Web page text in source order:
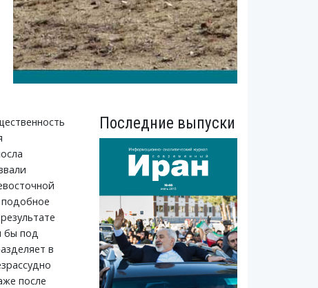
Последние выпуски
бы под
в
после